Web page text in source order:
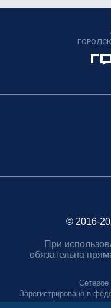
© 2016-
При
обязательна
Сетевое
Зарегистрировано в
связи, информационных